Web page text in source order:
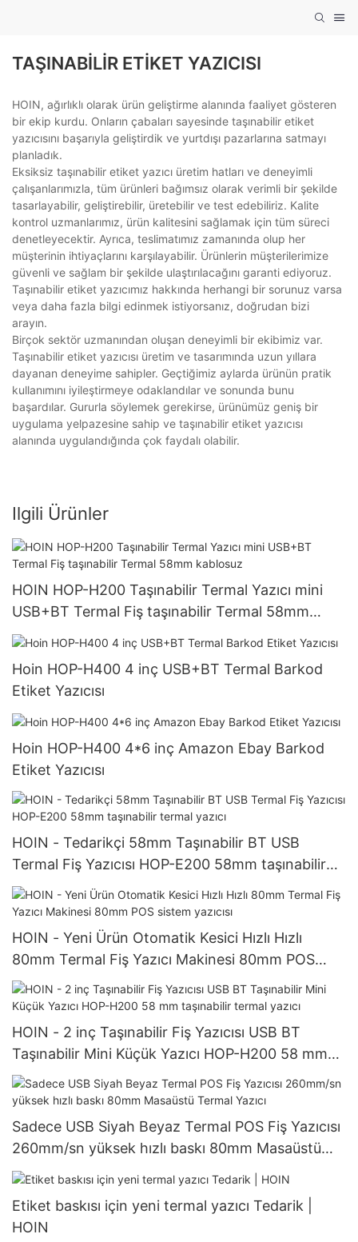
TAŞINABILIR ETIKET YAZICISI
HOIN, ağırlıklı olarak ürün geliştirme alanında faaliyet gösteren
bir ekip kurdu. Onların çabaları sayesinde taşınabilir etiket
yazıcısını başarıyla geliştirdik ve yurtdışı pazarlarına satmayı
planladık.
Eksiksiz taşınabilir etiket yazıcı üretim hatları ve deneyimli
çalışanlarımızla, tüm ürünleri bağımsız olarak verimli bir şekilde
tasarlayabilir, geliştirebilir, üretebilir ve test edebiliriz. Kalite
kontrol uzmanlarımız, ürün kalitesini sağlamak için tüm süreci
denetleyecektir. Ayrıca, teslimatımız zamanında olup her
müşterinin ihtiyaçlarını karşılayabilir. Ürünlerin müşterilerimize
güvenli ve sağlam bir şekilde ulaştırılacağını garanti ediyoruz.
Taşınabilir etiket yazıcımız hakkında herhangi bir sorunuz varsa
veya daha fazla bilgi edinmek istiyorsanız, doğrudan bizi
arayın.
Birçok sektör uzmanından oluşan deneyimli bir ekibimiz var.
Taşınabilir etiket yazıcısı üretim ve tasarımında uzun yıllara
dayanan deneyime sahipler. Geçtiğimiz aylarda ürünün pratik
kullanımını iyileştirmeye odaklandılar ve sonunda bunu
başardılar. Gururla söylemek gerekirse, ürünümüz geniş bir
uygulama yelpazesine sahip ve taşınabilir etiket yazıcısı
alanında uygulandığında çok faydalı olabilir.
Ilgili Ürünler
HOIN HOP-H200 Taşınabilir Termal Yazıcı mini
USB+BT Termal Fiş taşınabilir Termal 58mm
kablosuz
Hoin HOP-H400 4 inç USB+BT Termal Barkod
Etiket Yazıcısı
Hoin HOP-H400 4*6 inç Amazon Ebay Barkod
Etiket Yazıcısı
HOIN - Tedarikçi 58mm Taşınabilir BT USB
Termal Fiş Yazıcısı HOP-E200 58mm taşınabilir
termal yazıcı
HOIN - Yeni Ürün Otomatik Kesici Hızlı Hızlı
80mm Termal Fiş Yazıcı Makinesi 80mm POS
sistem yazıcısı
HOIN - 2 inç Taşınabilir Fiş Yazıcısı USB BT
Taşınabilir Mini Küçük Yazıcı HOP-H200 58 mm
taşınabilir termal yazıcı
Sadece USB Siyah Beyaz Termal POS Fiş Yazıcısı
260mm/sn yüksek hızlı baskı 80mm Masaüstü
Termal Yazıcı
Etiket baskısı için yeni termal yazıcı Tedarik |
HOIN